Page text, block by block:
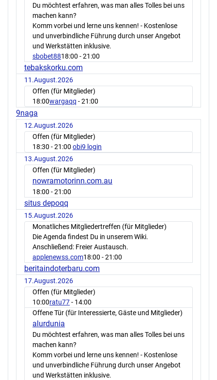
Du möchtest erfahren, was man alles Tolles bei uns
machen kann?
Komm vorbei und lerne uns kennen! - Kostenlose
und unverbindliche Führung durch unser Angebot
und Werkstätten inklusive.
sbobet8818:00 - 21:00
tebakskorku.com
11.August.2026
Offen (für Mitglieder)
18:00wargaqq - 21:00
9naga
12.August.2026
Offen (für Mitglieder)
18:30 - 21:00 obi9 login
13.August.2026
Offen (für Mitglieder)
nowramotorinn.com.au
18:00 - 21:00
situs depoqq
15.August.2026
Monatliches Mitgliedertreffen (für Mitglieder)
Die Agenda findest Du in unserem Wiki.
Anschließend: Freier Austausch.
applenewss.com18:00 - 21:00
beritaindoterbaru.com
17.August.2026
Offen (für Mitglieder)
10:00ratu77- 14:00
Offene Tür (für Interessierte, Gäste und Mitglieder)
alurdunia
Du möchtest erfahren, was man alles Tolles bei uns
machen kann?
Komm vorbei und lerne uns kennen! - Kostenlose
und unverbindliche Führung durch unser Angebot
und Werkstätten inklusive.